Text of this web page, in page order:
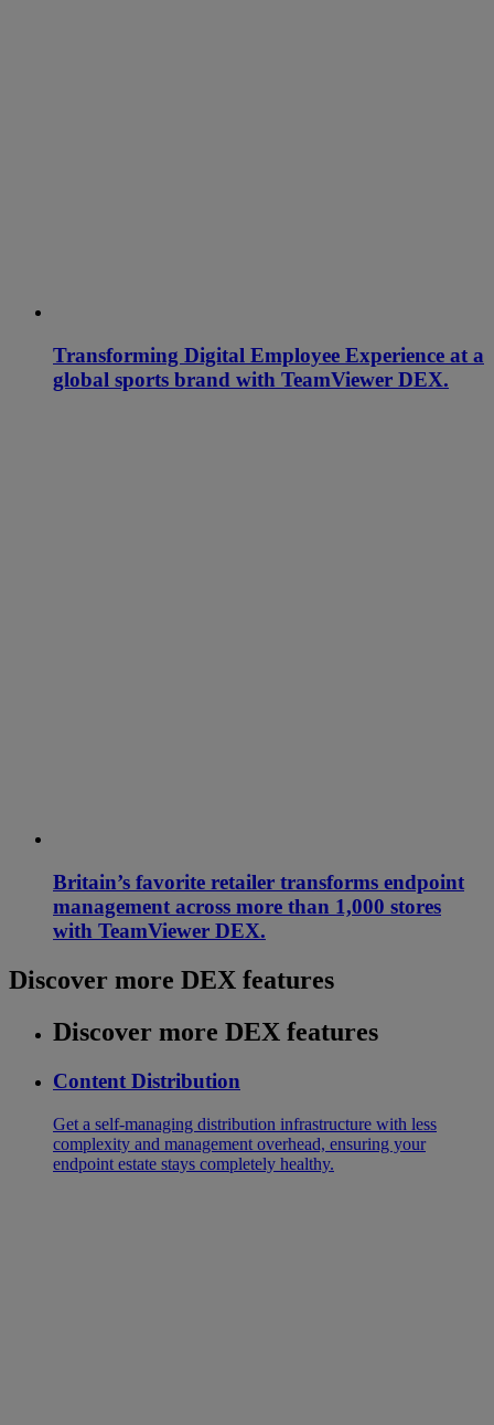
Transforming Digital Employee Experience at a
global sports brand with TeamViewer DEX.
Britain’s favorite retailer transforms endpoint
management across more than 1,000 stores
with TeamViewer DEX.
Discover more DEX features
Discover more DEX features
Content Distribution
Get a self-managing distribution infrastructure with less
complexity and management overhead, ensuring your
endpoint estate stays completely healthy.